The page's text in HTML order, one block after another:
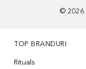
© 2026
TOP BRANDURI
Rituals